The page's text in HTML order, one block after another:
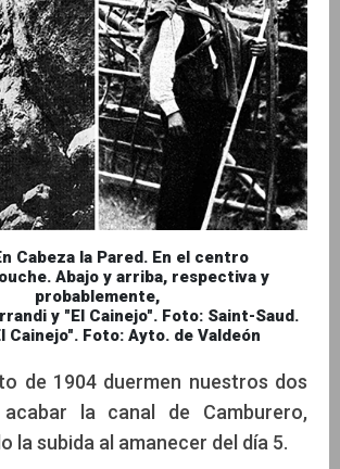
Cabeza la Pared. En el centro
Abajo y arriba, respectiva y
probablemente,
y "El Cainejo". Foto: Saint-Saud.
Cainejo". Foto: Ayto. de Valdeón
de 1904 duermen nuestros dos
la canal de Camburero,
la subida al amanecer del día 5.